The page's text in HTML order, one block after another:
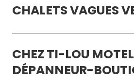
CHALETS VAGUES
CHEZ TI-LOU
DÉPANNEUR-